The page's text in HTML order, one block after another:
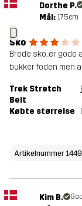
D
Dorthe P.
Mål: 175cm
Sko
Brede sko..er gode
bukker foden men
Trek Stretch
Belt
Købte størrelse
Artikelnummer
Kim B.